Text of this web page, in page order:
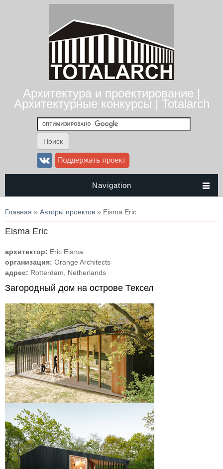
Архитектура и проектирование |
Архитектурные конкурсы | Totalarch
Navigation
Вы здесь
Главная » Авторы проектов » Eisma Eric
Eisma Eric
архитектор: Eric Eisma
организация: Orange Architects
адрес: Rotterdam, Netherlands
Загородный дом на острове Тексел